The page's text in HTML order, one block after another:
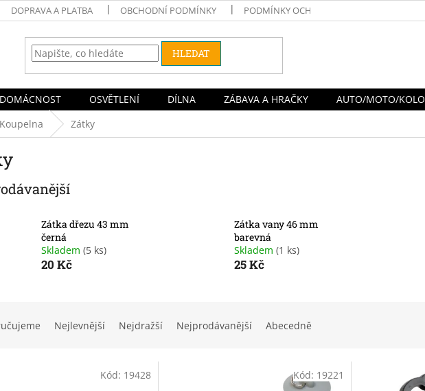
DOPRAVA A PLATBA OBCHODNÍ PODMÍNKY PODMÍNKY OCHRANY OSOBNÍCH ÚDAJŮ
HLEDAT
DOMÁCNOST OSVĚTLENÍ DÍLNA ZÁBAVA A HRAČKY AUTO/MOTO/KOLO
Koupelna Zátky
Zátka dřezu 43 mm
černá
Skladem (5 ks)
20 Kč
Zátka vany 46 mm
barevná
Skladem (1 ks)
25 Kč
Nejlevnější Nejdražší Nejprodávanější Abecedně
Kód: 19428 Kód: 19221